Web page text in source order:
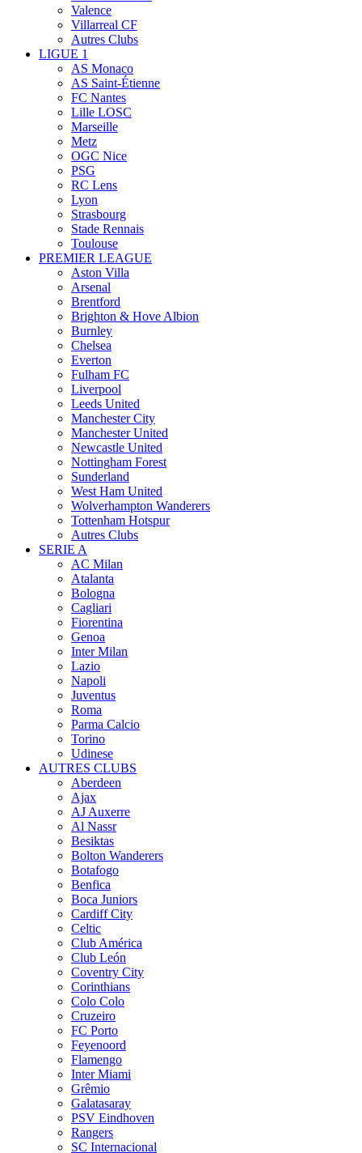
Valence
Villarreal CF
Autres Clubs
LIGUE 1
AS Monaco
AS Saint-Étienne
FC Nantes
Lille LOSC
Marseille
Metz
OGC Nice
PSG
RC Lens
Lyon
Strasbourg
Stade Rennais
Toulouse
PREMIER LEAGUE
Aston Villa
Arsenal
Brentford
Brighton & Hove Albion
Burnley
Chelsea
Everton
Fulham FC
Liverpool
Leeds United
Manchester City
Manchester United
Newcastle United
Nottingham Forest
Sunderland
West Ham United
Wolverhampton Wanderers
Tottenham Hotspur
Autres Clubs
SERIE A
AC Milan
Atalanta
Bologna
Cagliari
Fiorentina
Genoa
Inter Milan
Lazio
Napoli
Juventus
Roma
Parma Calcio
Torino
Udinese
AUTRES CLUBS
Aberdeen
Ajax
AJ Auxerre
Al Nassr
Besiktas
Bolton Wanderers
Botafogo
Benfica
Boca Juniors
Cardiff City
Celtic
Club América
Club León
Coventry City
Corinthians
Colo Colo
Cruzeiro
FC Porto
Feyenoord
Flamengo
Inter Miami
Grêmio
Galatasaray
PSV Eindhoven
Rangers
SC Internacional